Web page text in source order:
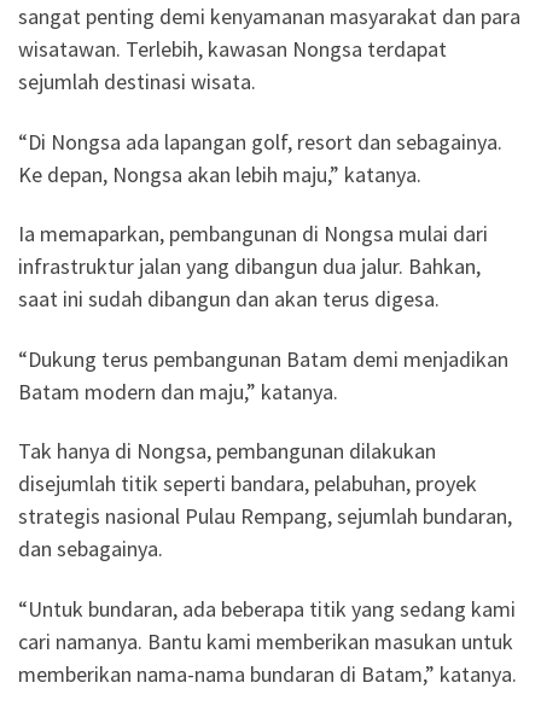
sangat penting demi kenyamanan masyarakat dan para
wisatawan. Terlebih, kawasan Nongsa terdapat
sejumlah destinasi wisata.
“Di Nongsa ada lapangan golf, resort dan sebagainya.
Ke depan, Nongsa akan lebih maju,” katanya.
Ia memaparkan, pembangunan di Nongsa mulai dari
infrastruktur jalan yang dibangun dua jalur. Bahkan,
saat ini sudah dibangun dan akan terus digesa.
“Dukung terus pembangunan Batam demi menjadikan
Batam modern dan maju,” katanya.
Tak hanya di Nongsa, pembangunan dilakukan
disejumlah titik seperti bandara, pelabuhan, proyek
strategis nasional Pulau Rempang, sejumlah bundaran,
dan sebagainya.
“Untuk bundaran, ada beberapa titik yang sedang kami
cari namanya. Bantu kami memberikan masukan untuk
memberikan nama-nama bundaran di Batam,” katanya.